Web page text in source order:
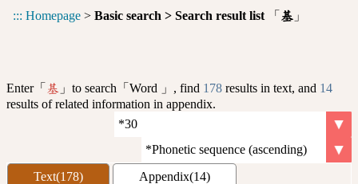
::: Homepage > Basic search > Search result list 「 基 」
Enter「 基 」to search「Word 」, find 178 results in text, and 14
results of related information in appendix.
Text(178) Appendix(14)